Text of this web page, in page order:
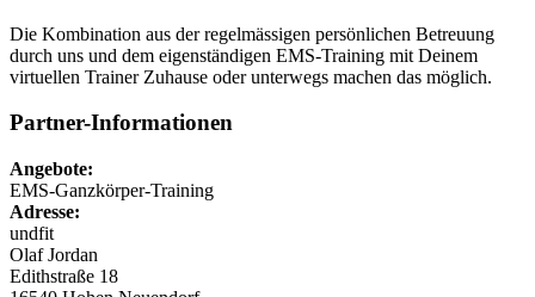
Die Kombination aus der regelmässigen persönlichen Betreuung
durch uns und dem eigenständigen EMS-Training mit Deinem
virtuellen Trainer Zuhause oder unterwegs machen das möglich.
Partner-Informationen
Angebote:
EMS-Ganzkörper-Training
Adresse:
undfit
OlafJordan
Edithstraße 18